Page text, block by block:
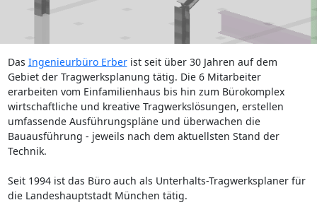
Das Ingenieurbüro Erberist seit über 30 Jahren auf dem
Gebiet der Tragwerksplanung tätig. Die 6 Mitarbeiter
erarbeiten vom Einfamilienhaus bis hin zum Bürokomplex
wirtschaftliche und kreative Tragwerkslösungen, erstellen
umfassende Ausführungspläne und überwachen die
Bauausführung - jeweils nach dem aktuellsten Stand der
Technik.
Seit 1994 ist das Büro auch als Unterhalts-Tragwerksplaner für
die Landeshauptstadt München tätig.